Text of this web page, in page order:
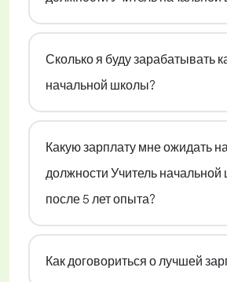
Сколько я буду зарабатывать
начальной школы?
Какую зарплату мне ожидать
должности Учитель
после 5 лет опыта?
Как договориться о лучшей